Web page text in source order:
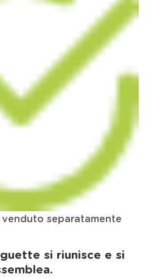
separatamente
si riunisce e si